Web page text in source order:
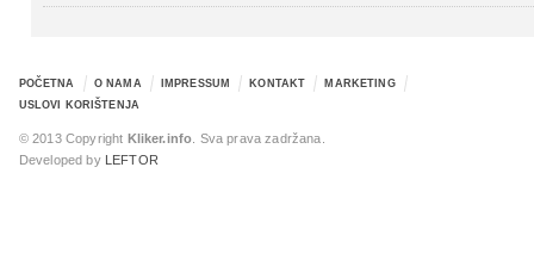
POČETNA O NAMA IMPRESSUM KONTAKT
MARKETING
USLOVI KORIŠTENJA
© 2013 Copyright Kliker.info . Sva prava zadržana.
Developed by
LEFTOR